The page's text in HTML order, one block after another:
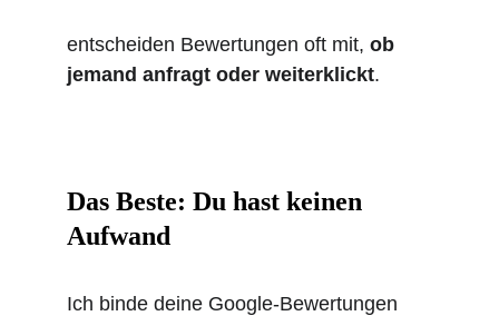
entscheiden Bewertungen oft mit, ob
jemand anfragt oder weiterklickt.
Das Beste: Du hast keinen
Aufwand
Ich binde deine Google-Bewertungen